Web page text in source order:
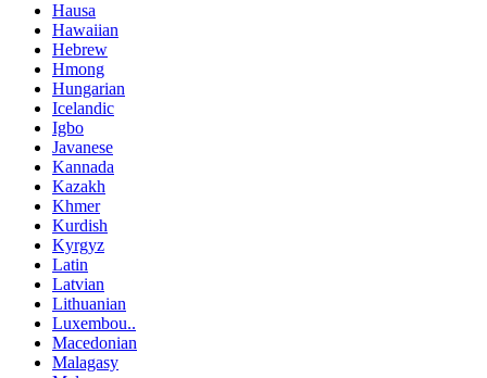
Hausa
Hawaiian
Hebrew
Hmong
Hungarian
Icelandic
Igbo
Javanese
Kannada
Kazakh
Khmer
Kurdish
Kyrgyz
Latin
Latvian
Lithuanian
Luxembou..
Macedonian
Malagasy